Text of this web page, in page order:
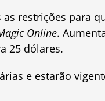
restrições para
Online.
25 dólares.
e estarão